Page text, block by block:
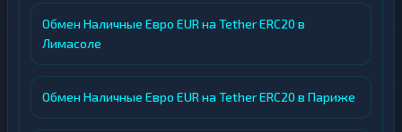
Обмен Наличные Евро EUR на Tether ERC20 в
Лимасоле
Обмен Наличные Евро EUR на Tether ERC20 в Париже